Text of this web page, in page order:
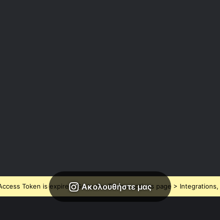
Ακολουθήστε μας
Token is expired, Go to the Theme options page >